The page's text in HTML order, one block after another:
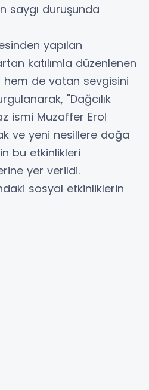
saygı duruşunda
yapılan
katılımla düzenlenen
de vatan sevgisini
"Dağcılık
ismi Muzaffer Erol
ve yeni nesillere doğa
bu etkinlikleri
yer verildi.
sosyal etkinliklerin